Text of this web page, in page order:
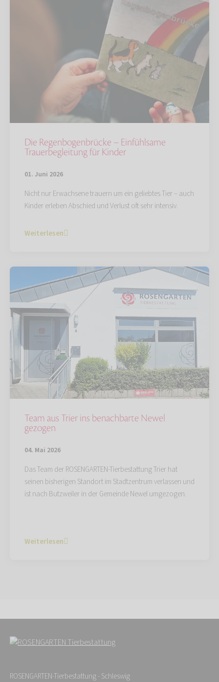
Die Regenbogenbrücke – Einfühlsame
Trauerbegleitung für Kinder
01. Juni 2026
Nicht nur Erwachsene trauern um ein geliebtes Tier – auch
Kinder erleben Abschied und Verlust oft sehr intensiv.
Weiterlesen
Team aus Trier ins benachbarte Newel
gezogen
04. Mai 2026
Das Team der ROSENGARTEN-Tierbestattung Trier hat
seinen bisherigen Standort im Stadtzentrum verlassen und
ist nach Butzweiler in der Gemeinde Newel umgezogen.
Weiterlesen
ROSENGARTEN-Tierbestattung - Schleswig